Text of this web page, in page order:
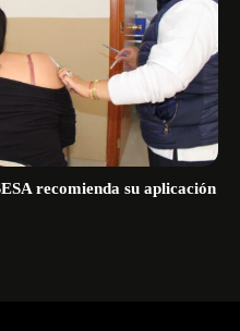
recomienda su aplicación